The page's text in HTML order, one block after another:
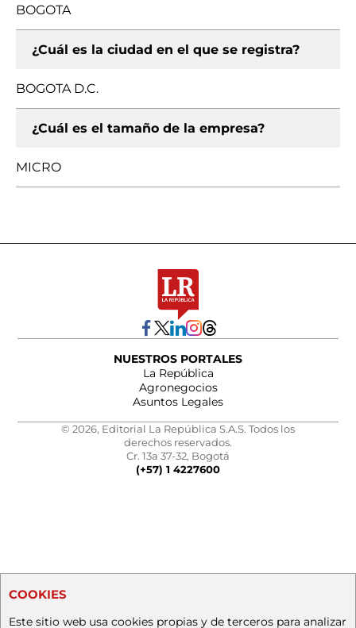
BOGOTA
¿Cuál es la ciudad en el que se registra?
BOGOTA D.C.
¿Cuál es el tamaño de la empresa?
MICRO
NUESTROS PORTALES
La República
Agronegocios
Asuntos Legales
© 2026, Editorial La República S.A.S. Todos los
derechos reservados.
Cr. 13a 37-32, Bogotá
(+57) 1 4227600
COOKIES
Este sitio web usa cookies propias y de terceros para analizar